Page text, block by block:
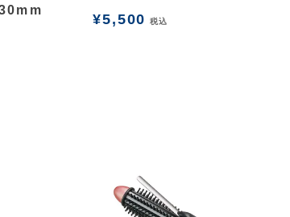
¥5,500 税込